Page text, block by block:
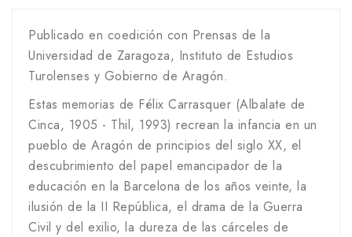
Publicado en coedición con Prensas de la
Universidad de Zaragoza, Instituto de Estudios
Turolenses y Gobierno de Aragón.
Estas memorias de Félix Carrasquer (Albalate de
Cinca, 1905 - Thil, 1993) recrean la infancia en un
pueblo de Aragón de principios del siglo XX, el
descubrimiento del papel emancipador de la
educación en la Barcelona de los años veinte, la
ilusión de la II República, el drama de la Guerra
Civil y del exilio, la dureza de las cárceles de